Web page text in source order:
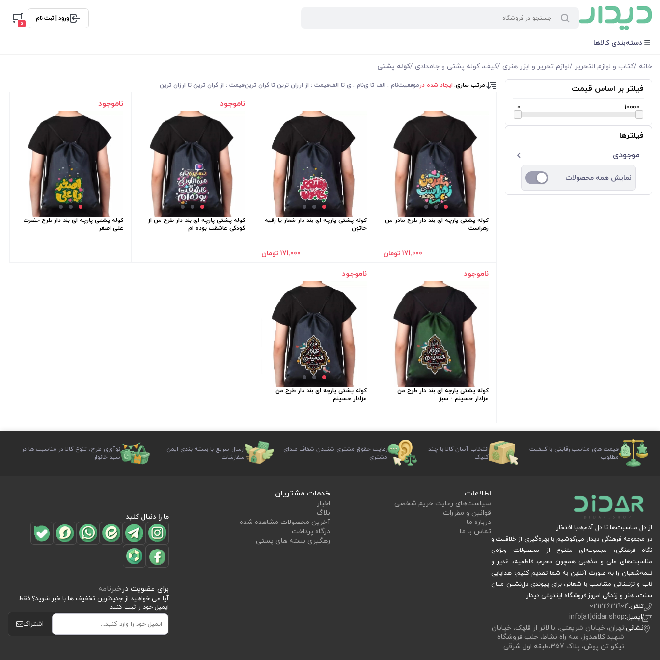
ورود | ثبت نام
0
دسته‌بندی کالاها
خانه /کتاب و لوازم التحریر /لوازم تحریر و ابزار هنری /کیف، کوله پشتی و جامدادی /کوله پشتی
فیلتر بر اساس قیمت
0 10000
فیلترها
موجودی
نمایش همه محصولات
مرتب سازی: ایجاد شده درموقعیتنام : الف تا ینام : ی تا الفقیمت : از ارزان ترین تا گران ترینقیمت : از گران ترین تا ارزان ترین
کوله پشتی پارچه ای بند دار طرح مادر من
زهراست
171٬000 تومان
کوله پشتی پارچه ای بند دار شعار یا رقیه
خاتون
171٬000 تومان
ناموجود
کوله پشتی پارچه ای بند دار طرح من از
کودکی عاشقت بوده ام
ناموجود
کوله پشتی پارچه ای بند دار طرح حضرت
علی اصغر
ناموجود
کوله پشتی پارچه ای بند دار طرح من
عزادار حسینم - سبز
ناموجود
کوله پشتی پارچه ای بند دار طرح من
عزادار حسینم
قیمت های مناسب رقابتی با کیفیت
مطلوب
انتخاب آسان کالا با چند
کلیک
رعایت حقوق مشتری شنیدن شفاف صدای
مشتری
ارسال سریع با بسته بندی ایمن
سفارشات
نوآوری طرح، تنوع کالا در مناسبت ها در
سبد خانوار
از دل مناسبت‌ها تا دل آدم‌هابا افتخار
در مجموعه فرهنگی دیدار می‌کوشیم با بهره‌گیری از خلاقیت و
نگاه فرهنگی، مجموعه‌ای متنوع از محصولات ویژه‌ی
مناسبت‌های ملی و مذهبی همچون محرم، فاطمیه، غدیر و
نیمه‌شعبان را به صورت آنلاین به شما تقدیم کنیم؛ هدایایی
ناب و تزئیناتی متناسب با شعائر، برای پیوندی دل‌نشین میان
سنت، هنر و زندگی امروز.فروشگاه اینترنتی دیدار
تلفن:02122631904
ایمیل:info[at]didar.shop
نشانی:تهران، خیابان شریعتی، با لاتر از قلهک، خیابان
شهید کلاهدوز، سه راه نشاط، جنب فروشگاه
نیکو تن پوش، پلاک 357،طبقه اول شرقی
اطلاعات
سیاست‏‌های رعایت حریم شخصی
قوانین و مقررات
درباره ما
تماس با ما
خدمات مشتریان
اخبار
بلاگ
آخرین محصولات مشاهده شده
درگاه پرداخت
رهگیری بسته های پستی
ما را دنبال کنید
برای عضویت درخبرنامه
آیا می خواهید از جدید‌ترین تخفیف‌ ها با‌ خبر شوید؟ فقط
ایمیل خود را ثبت کنید
اشتراک